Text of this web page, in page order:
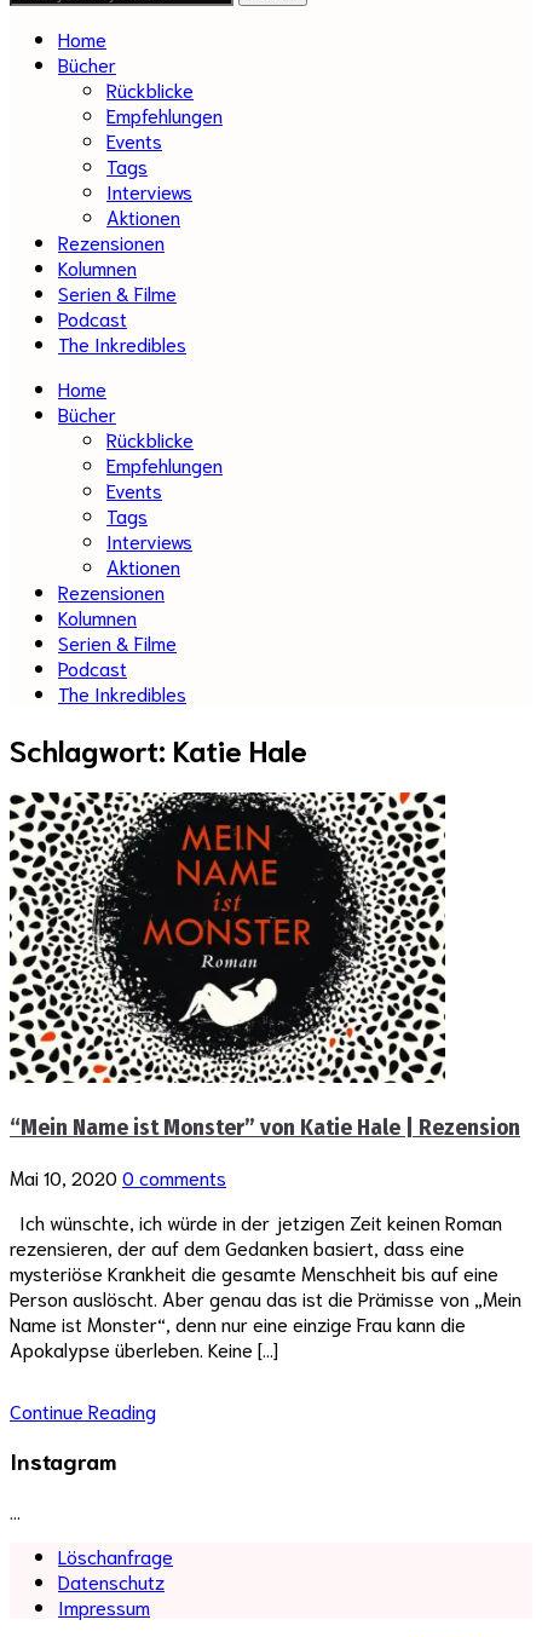
Home
Bücher
Rückblicke
Empfehlungen
Events
Tags
Interviews
Aktionen
Rezensionen
Kolumnen
Serien & Filme
Podcast
The Inkredibles
Home
Bücher
Rückblicke
Empfehlungen
Events
Tags
Interviews
Aktionen
Rezensionen
Kolumnen
Serien & Filme
Podcast
The Inkredibles
Schlagwort: Katie Hale
“Mein Name ist Monster” von Katie Hale | Rezension
Mai 10, 2020 0 comments
Ich wünschte, ich würde in der jetzigen Zeit keinen Roman
rezensieren, der auf dem Gedanken basiert, dass eine
mysteriöse Krankheit die gesamte Menschheit bis auf eine
Person auslöscht. Aber genau das ist die Prämisse von „Mein
Name ist Monster“, denn nur eine einzige Frau kann die
Apokalypse überleben. Keine […]
Continue Reading
Instagram
Löschanfrage
Datenschutz
Impressum